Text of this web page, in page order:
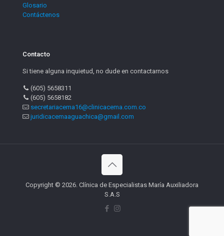
Glosario
Contáctenos
Contacto
Si tiene alguna inquietud, no dude en contactarnos
(605) 5658311
(605) 5658182
secretariacema16@clinicacema.com.co
juridicacemaaguachica@gmail.com
Copyright © 2026. Clínica de Especialistas María Auxiliadora
S.A.S